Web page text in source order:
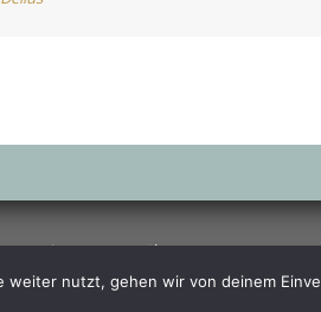
Finanzen Ernährung Auto
Copyright © 2026advertising media
weiter nutzt, gehen wir von deinem